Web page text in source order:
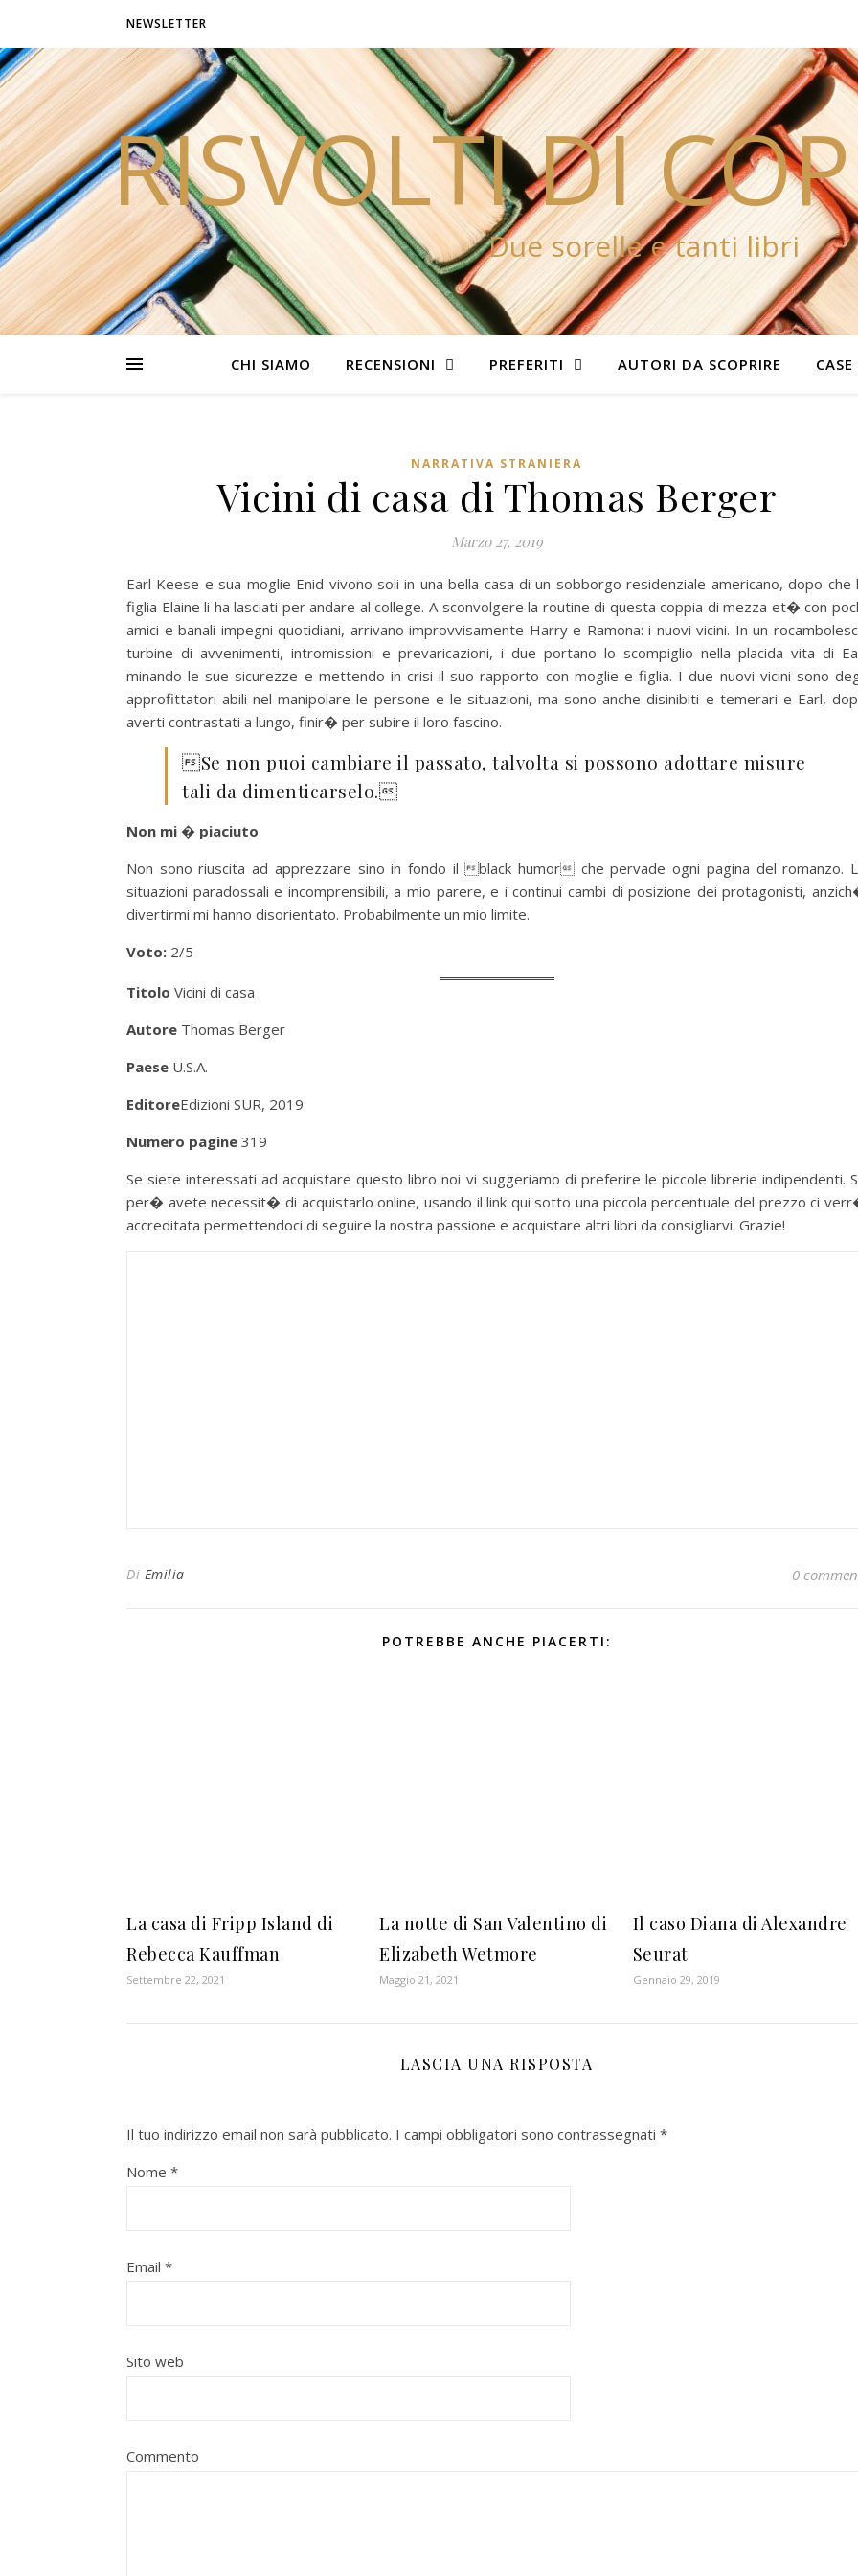
NEWSLETTER
RISVOLTI DI
Due sorelle e tanti libri
CHI SIAMO RECENSIONI PREFERITI AUTORI DA SCOPRIRE
NARRATIVA STRANIERA
Vicini di casa di Thomas Berger
Marzo 27, 2019
Earl Keese e sua moglie Enid vivono soli in una bella casa di un sobborgo residenziale americano, dopo che
figlia Elaine li ha lasciati per andare al college. A sconvolgere la routine di questa coppia di mezza et� con
amici e banali impegni quotidiani, arrivano improvvisamente Harry e Ramona: i nuovi vicini. In un
turbine di avvenimenti, intromissioni e prevaricazioni, i due portano lo scompiglio nella placida vita di
minando le sue sicurezze e mettendo in crisi il suo rapporto con moglie e figlia. I due nuovi vicini sono
approfittatori abili nel manipolare le persone e le situazioni, ma sono anche disinibiti e temerari e Earl,
averti contrastati a lungo, finir� per subire il loro fascino.
Se non puoi cambiare il passato, talvolta si possono adottare misure
tali da dimenticarselo.
Non mi � piaciuto
Non sono riuscita ad apprezzare sino in fondo il black humor che pervade ogni pagina del romanzo.
situazioni paradossali e incomprensibili, a mio parere, e i continui cambi di posizione dei protagonisti,
divertirmi mi hanno disorientato. Probabilmente un mio limite.
Voto: 2/5
Titolo Vicini di casa
Autore Thomas Berger
Paese U.S.A.
EditoreEdizioni SUR, 2019
Numero pagine 319
Se siete interessati ad acquistare questo libro noi vi suggeriamo di preferire le piccole librerie indipendenti.
per� avete necessit� di acquistarlo online, usando il link qui sotto una piccola percentuale del prezzo ci
accreditata permettendoci di seguire la nostra passione e acquistare altri libri da consigliarvi. Grazie!
Di Emilia 0
POTREBBE ANCHE PIACERTI:
La casa di Fripp Island di
Rebecca Kauffman
Settembre 22, 2021
La notte di San Valentino di
Elizabeth Wetmore
Maggio 21, 2021
Il caso Diana di Alexandre
Seurat
Gennaio 29, 2019
LASCIA UNA RISPOSTA
Il tuo indirizzo email non sarà pubblicato. I campi obbligatori sono contrassegnati *
Nome *
Email *
Sito web
Commento